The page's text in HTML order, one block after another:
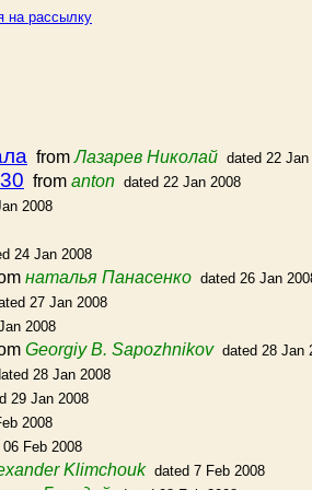
на рассылку
fromЛазарев Николай dated 22 Jan
from anton dated 22 Jan 2008
2008
24 Jan 2008
наталья Панасенко dated 26 Jan
27 Jan 2008
2008
Georgiy B. Sapozhnikov dated 28 Jan
28 Jan 2008
29 Jan 2008
2008
Feb 2008
Klimchouk dated 7 Feb 2008